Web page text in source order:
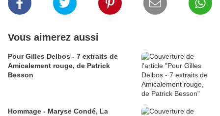
Vous aimerez aussi
Pour Gilles Delbos - 7 extraits de
Amicalement rouge, de Patrick
Besson
Hommage - Maryse Condé, La